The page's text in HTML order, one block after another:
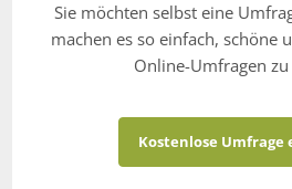
Sie möchten selbst eine
machen es so einfach,
Online-Umfragen
Kostenlose Umfrage